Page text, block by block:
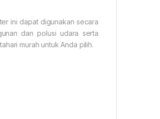
ini dapat digunakan secara
dan polusi udara serta
murah untuk Anda pilih.